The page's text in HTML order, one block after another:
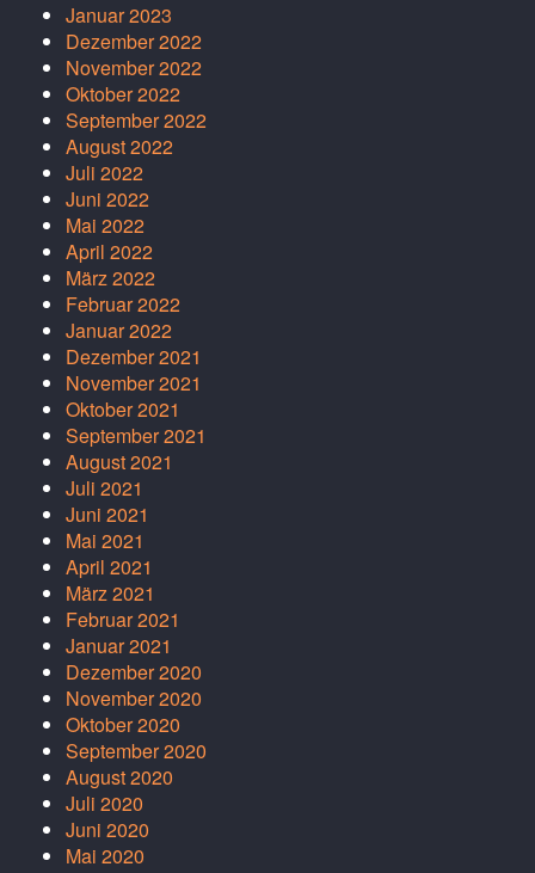
Januar 2023
Dezember 2022
November 2022
Oktober 2022
September 2022
August 2022
Juli 2022
Juni 2022
Mai 2022
April 2022
März 2022
Februar 2022
Januar 2022
Dezember 2021
November 2021
Oktober 2021
September 2021
August 2021
Juli 2021
Juni 2021
Mai 2021
April 2021
März 2021
Februar 2021
Januar 2021
Dezember 2020
November 2020
Oktober 2020
September 2020
August 2020
Juli 2020
Juni 2020
Mai 2020